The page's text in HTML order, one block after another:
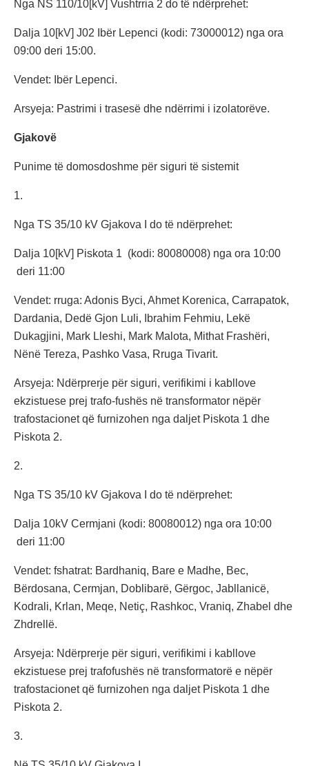
Nga NS 110/10[kV] Vushtrria 2 do të ndërprehet:
Dalja 10[kV] J02 Ibër Lepenci (kodi: 73000012) nga ora
09:00 deri 15:00.
Vendet: Ibër Lepenci.
Arsyeja: Pastrimi i trasesë dhe ndërrimi i izolatorëve.
Gjakovë
Punime të domosdoshme për siguri të sistemit
1.
Nga TS 35/10 kV Gjakova I do të ndërprehet:
Dalja 10[kV] Piskota 1 (kodi: 80080008) nga ora 10:00
deri 11:00
Vendet: rruga: Adonis Byci, Ahmet Korenica, Carrapatok,
Dardania, Dedë Gjon Luli, Ibrahim Fehmiu, Lekë
Dukagjini, Mark Lleshi, Mark Malota, Mithat Frashëri,
Nënë Tereza, Pashko Vasa, Rruga Tivarit.
Arsyeja: Ndërprerje për siguri, verifikimi i kabllove
ekzistuese prej trafo-fushës në transformator nëpër
trafostacionet që furnizohen nga daljet Piskota 1 dhe
Piskota 2.
2.
Nga TS 35/10 kV Gjakova I do të ndërprehet:
Dalja 10kV Cermjani (kodi: 80080012) nga ora 10:00
deri 11:00
Vendet: fshatrat: Bardhaniq, Bare e Madhe, Bec,
Bërdosana, Cermjan, Doblibarë, Gërgoc, Jabllanicë,
Kodrali, Krlan, Meqe, Netiç, Rashkoc, Vraniq, Zhabel dhe
Zhdrellë.
Arsyeja: Ndërprerje për siguri, verifikimi i kabllove
ekzistuese prej trafofushës në transformatorë e nëpër
trafostacionet që furnizohen nga daljet Piskota 1 dhe
Piskota 2.
3.